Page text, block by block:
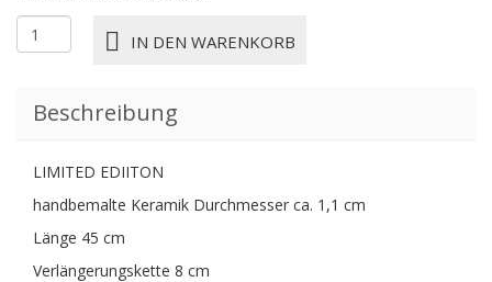
N825
KETTE
Menge
IN DEN WARENKORB
Beschreibung
LIMITED EDIITON
handbemalte Keramik Durchmesser ca. 1,1 cm
Länge 45 cm
Verlängerungskette 8 cm